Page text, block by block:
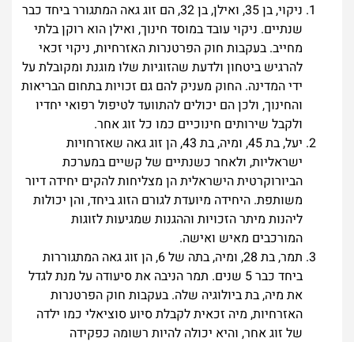
ניקוי, בן 35, ואילן, בן 32, הם זוג גאה המתגורר ביחד כבר
שנתיים. ניקוי עובד במוסד חינוך, ואילן הוא רוקן בלתי
מחייב. בעקבות חוק הפרטנרות האזרחיות, ניקוי זכאי
להרגיש ביטחון ולדעת שהזוגיות שלו מוגנת ומקובלת על
ידי המדינה. החוק מעניק להם גם זכויות בתחום הבריאות
והחינוך, ולכן הם יכולים להתוועד לטיפול רפואי יחדיו
ולקבל שירותים חינוכיים כמו כל זוג אחר.
יעל, בת 45, ומיה, בת 43, הן זוג גאה שאזרחויות
ישראליות, ולאחר כשנתיים של קשיים במערכת
הביורוקרטית הישראלית הן מצליחות להקים יחידה דיור
משותפת. היחידה מיועדת לגורם הזוג ביחד, והן יכולות
ליהנות מיתר הזכויות וההגנות שמגיעות לזוגות
המורכבים מאיש ואישה.
תמר, בת 28, ומיה, בתה של 6, הן זוג גאה המתגוררות
ביחד כבר 5 שנים. תמר הניבה את סיעודה על מנת לגדל
את מיה, בת ביולוגיה שלה. בעקבות חוק הפרטנרות
האזרחיות, מיה זכאית לקבלת סיוע סוציאלי כמו ילדה
של זוג אחר, והיא יכולה להיות רשומה כפקידה